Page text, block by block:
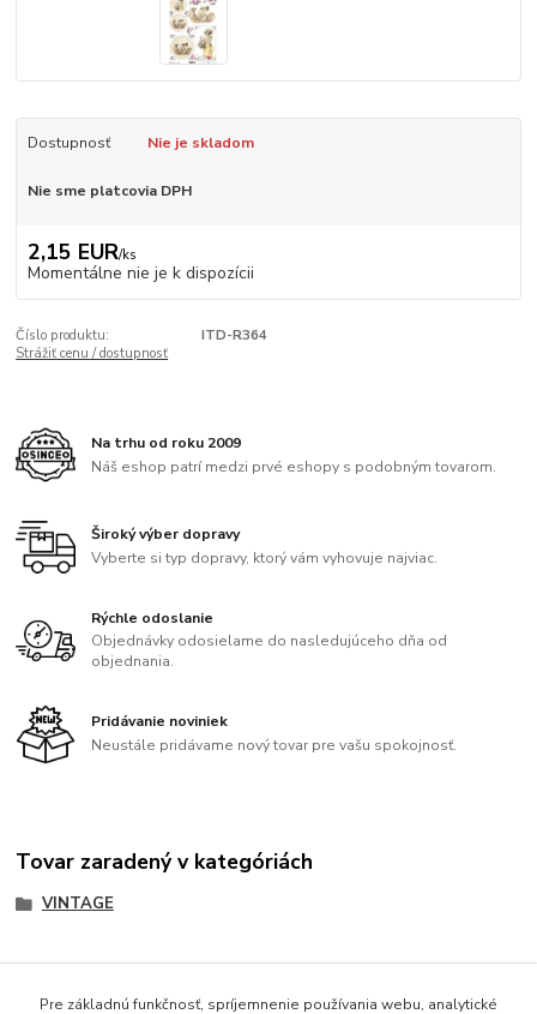
Dostupnosť Nie je skladom
Nie sme platcovia DPH
2,15 EUR/ks
Momentálne nie je k dispozícii
Číslo produktu:
ITD-R364
Strážiť cenu / dostupnosť
Na trhu od roku 2009
Náš eshop patrí medzi prvé eshopy s podobným tovarom.
Široký výber dopravy
Vyberte si typ dopravy, ktorý vám vyhovuje najviac.
Rýchle odoslanie
Objednávky odosielame do nasledujúceho dňa od
objednania.
Pridávanie noviniek
Neustále pridávame nový tovar pre vašu spokojnosť.
Tovar zaradený v kategóriách
VINTAGE
Pre základnú funkčnosť, spríjemnenie používania webu, analytické